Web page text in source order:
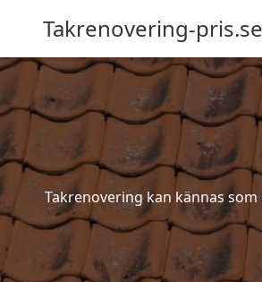
Takrenovering-pris.se
Takrenovering kan kännas